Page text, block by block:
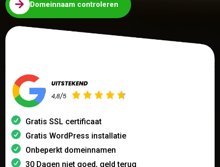
 Domeinnaam controleren
Gratis SSL certificaat
Gratis WordPress installatie
Onbeperkt domeinnamen
30 Dagen niet goed, geld terug